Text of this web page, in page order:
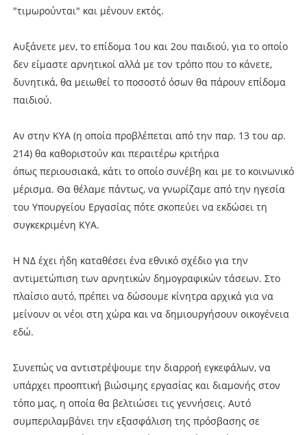
"τιμωρούνται" και μένουν εκτός.
Αυξάνετε μεν, το επίδομα 1ου και 2ου παιδιού, για το οποίο
δεν είμαστε αρνητικοί αλλά με τον τρόπο που το κάνετε,
δυνητικά, θα μειωθεί το ποσοστό όσων θα πάρουν επίδομα
παιδιού.
Αν στην ΚΥΑ (η οποία προβλέπεται από την παρ. 13 του αρ.
214) θα καθοριστούν και περαιτέρω κριτήρια
όπως περιουσιακά, κάτι το οποίο συνέβη και με το κοινωνικό
μέρισμα. Θα θέλαμε πάντως, να γνωρίζαμε από την ηγεσία
του Υπουργείου Εργασίας πότε σκοπεύει να εκδώσει τη
συγκεκριμένη ΚΥΑ.
Η ΝΔ έχει ήδη καταθέσει ένα εθνικό σχέδιο για την
αντιμετώπιση των αρνητικών δημογραφικών τάσεων. Στο
πλαίσιο αυτό, πρέπει να δώσουμε κίνητρα αρχικά για να
μείνουν οι νέοι στη χώρα και να δημιουργήσουν οικογένεια
εδώ.
Συνεπώς να αντιστρέψουμε την διαρροή εγκεφάλων, να
υπάρχει προοπτική βιώσιμης εργασίας και διαμονής στον
τόπο μας, η οποία θα βελτιώσει τις γεννήσεις. Αυτό
συμπεριλαμβάνει την εξασφάλιση της πρόσβασης σε